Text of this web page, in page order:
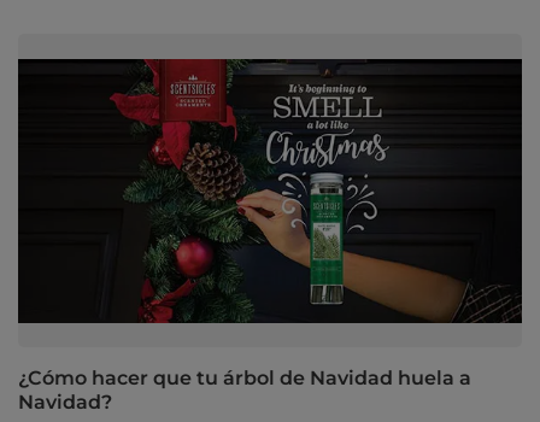
¿Cómo hacer que tu árbol de Navidad huela a
Navidad?